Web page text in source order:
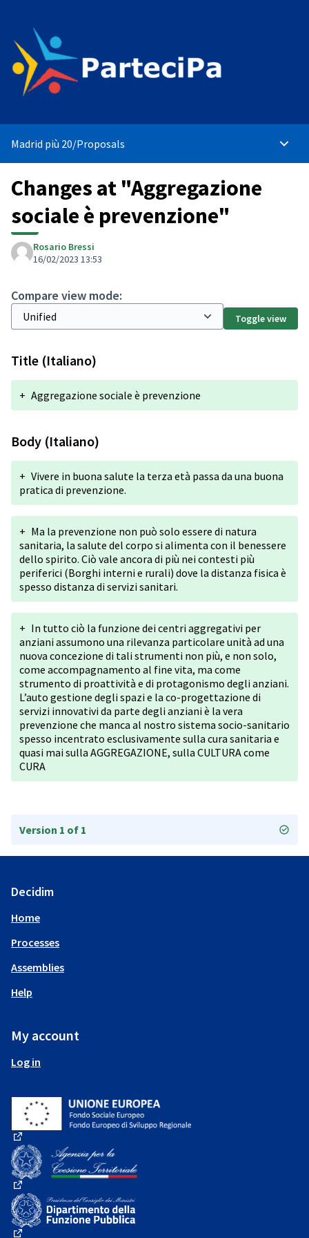
Madrid più 20/Proposals Main
Changes at "Aggregazione
sociale è prevenzione"
Rosario Bressi
16/02/2023 13:53
Compare view mode:
Toggle view
Title (Italiano)
+ Aggregazione sociale è prevenzione
Body (Italiano)
+ Vivere in buona salute la terza età passa da una buona
pratica di prevenzione.
+ Ma la prevenzione non può solo essere di natura
sanitaria, la salute del corpo si alimenta con il benessere
dello spirito. Ciò vale ancora di più nei contesti più
periferici (Borghi interni e rurali) dove la distanza fisica è
spesso distanza di servizi sanitari.
+ In tutto ciò la funzione dei centri aggregativi per
anziani assumono una rilevanza particolare unità ad una
nuova concezione di tali strumenti non più, e non solo,
come accompagnamento al fine vita, ma come
strumento di proattività e di protagonismo degli anziani.
L’auto gestione degli spazi e la co-progettazione di
servizi innovativi da parte degli anziani è la vera
prevenzione che manca al nostro sistema socio-sanitario
spesso incentrato esclusivamente sulla cura sanitaria e
quasi mai sulla AGGREGAZIONE, sulla CULTURA come
CURA
Version 1 of 1
Decidim
Home
Processes
Assemblies
Help
My account
Log in
(External link)
(External link)